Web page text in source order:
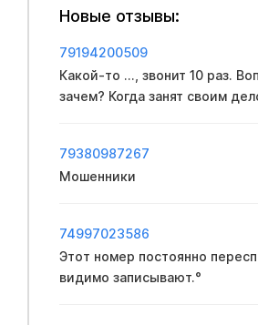
Новые отзывы:
79194200509
Какой-то ..., звонит 10 раз.
зачем? Когда занят своим
79380987267
Мошенники
74997023586
Этот номер постоянно
видимо записывают.°